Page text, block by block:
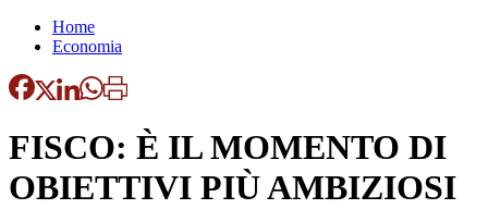
Home
Economia
FISCO: È IL MOMENTO DI
OBIETTIVI PIÙ AMBIZIOSI